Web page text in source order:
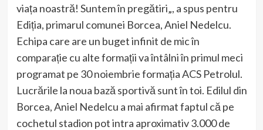
viața noastră! Suntem în pregătiri„, a spus pentru
Ediția, primarul comunei Borcea, Aniel Nedelcu.
Echipa care are un buget infinit de mic în
comparație cu alte formații va întâlni în primul meci
programat pe 30 noiembrie formația ACS Petrolul.
Lucrările la noua bază sportivă sunt în toi. Edilul din
Borcea, Aniel Nedelcu a mai afirmat faptul că pe
cochetul stadion pot intra aproximativ 3.000 de